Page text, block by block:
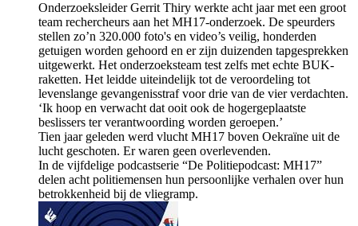
Onderzoeksleider Gerrit Thiry werkte acht jaar met een groot
team rechercheurs aan het MH17-onderzoek. De speurders
stellen zo’n 320.000 foto's en video’s veilig, honderden
getuigen worden gehoord en er zijn duizenden tapgesprekken
uitgewerkt. Het onderzoeksteam test zelfs met echte BUK-
raketten. Het leidde uiteindelijk tot de veroordeling tot
levenslange gevangenisstraf voor drie van de vier verdachten.
‘Ik hoop en verwacht dat ooit ook de hogergeplaatste
beslissers ter verantwoording worden geroepen.’
Tien jaar geleden werd vlucht MH17 boven Oekraïne uit de
lucht geschoten. Er waren geen overlevenden.
In de vijfdelige podcastserie “De Politiepodcast: MH17”
delen acht politiemensen hun persoonlijke verhalen over hun
betrokkenheid bij de vliegramp.